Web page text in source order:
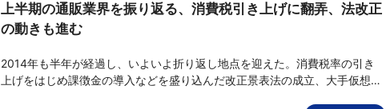
上半期の通販業界を振り返る、消費税引き上げに翻弄、法改正
の動きも進む
2014年も半年が経過し、いよいよ折り返し地点を迎えた。消費税率の引き
上げをはじめ課徴金の導入などを盛り込んだ改正景表法の成立、大手仮想モ